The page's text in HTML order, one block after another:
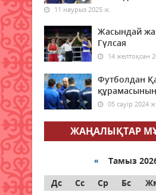
Елімізде бір тәулікте
өрті тіркелді
08 тамыз 2026 ж.
Синоптиктер Астана
Алматыда аптап ыстық
болатынын ескертті
орман өрті тіркелді
08 тамыз 2026 ж. 65
11 наурыз 2025 ж.
Жасындай
Гүлсая
14 желтоқсан
Футболдан
05 сәуір 2024 ж.
ЖАҢАЛЫҚТАР
« Тамыз
Дс
Сс Ср Бс